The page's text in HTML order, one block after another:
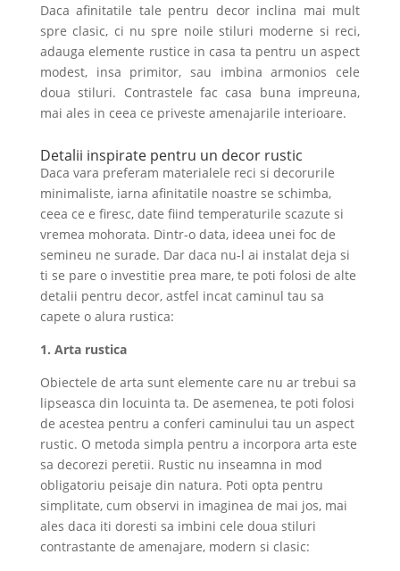
Daca afinitatile tale pentru decor inclina mai mult
spre clasic, ci nu spre noile stiluri moderne si reci,
adauga elemente rustice in casa ta pentru un aspect
modest, insa primitor, sau imbina armonios cele
doua stiluri. Contrastele fac casa buna impreuna,
mai ales in ceea ce priveste amenajarile interioare.
Detalii inspirate pentru un decor rustic
Daca vara preferam materialele reci si decorurile
minimaliste, iarna afinitatile noastre se schimba,
ceea ce e firesc, date fiind temperaturile scazute si
vremea mohorata. Dintr-o data, ideea unei foc de
semineu ne surade. Dar daca nu-l ai instalat deja si
ti se pare o investitie prea mare, te poti folosi de alte
detalii pentru decor, astfel incat caminul tau sa
capete o alura rustica:
1. Arta rustica
Obiectele de arta sunt elemente care nu ar trebui sa
lipseasca din locuinta ta. De asemenea, te poti folosi
de acestea pentru a conferi caminului tau un aspect
rustic. O metoda simpla pentru a incorpora arta este
sa decorezi peretii. Rustic nu inseamna in mod
obligatoriu peisaje din natura. Poti opta pentru
simplitate, cum observi in imaginea de mai jos, mai
ales daca iti doresti sa imbini cele doua stiluri
contrastante de amenajare, modern si clasic: